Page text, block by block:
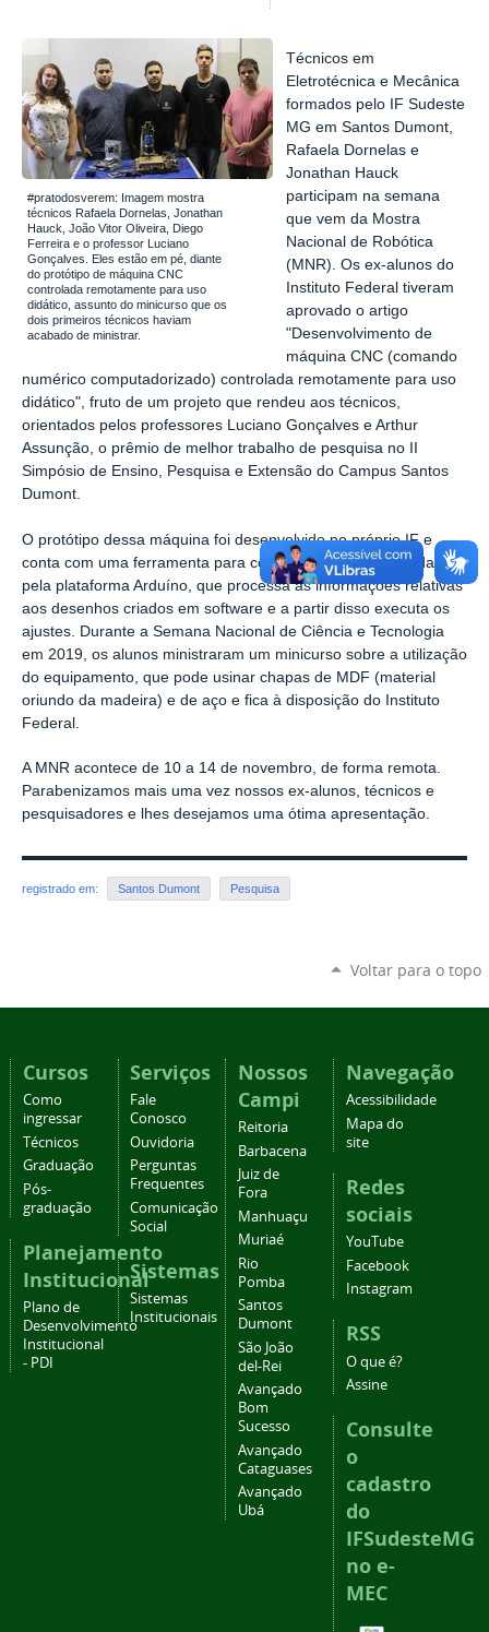
#pratodosverem: Imagem mostra
técnicos Rafaela Dornelas, Jonathan
Hauck, João Vitor Oliveira, Diego
Ferreira e o professor Luciano
Gonçalves. Eles estão em pé, diante
do protótipo de máquina CNC
controlada remotamente para uso
didático, assunto do minicurso que os
dois primeiros técnicos haviam
acabado de ministrar.
Técnicos em
Eletrotécnica e Mecânica
formados pelo IF Sudeste
MG em Santos Dumont,
Rafaela Dornelas e
Jonathan Hauck
participam na semana
que vem da Mostra
Nacional de Robótica
(MNR). Os ex-alunos do
Instituto Federal tiveram
aprovado o artigo
"Desenvolvimento de
máquina CNC (comando
numérico computadorizado) controlada remotamente para uso
didático", fruto de um projeto que rendeu aos técnicos,
orientados pelos professores Luciano Gonçalves e Arthur
Assunção, o prêmio de melhor trabalho de pesquisa no II
Simpósio de Ensino, Pesquisa e Extensão do Campus Santos
Dumont.
O protótipo dessa máquina foi desenvolvido no próprio IF e
conta com uma ferramenta para corte de peças, controlada
pela plataforma Arduíno, que processa as informações relativas
aos desenhos criados em software e a partir disso executa os
ajustes. Durante a Semana Nacional de Ciência e Tecnologia
em 2019, os alunos ministraram um minicurso sobre a utilização
do equipamento, que pode usinar chapas de MDF (material
oriundo da madeira) e de aço e fica à disposição do Instituto
Federal.
A MNR acontece de 10 a 14 de novembro, de forma remota.
Parabenizamos mais uma vez nossos ex-alunos, técnicos e
pesquisadores e lhes desejamos uma ótima apresentação.
registrado em: Santos Dumont Pesquisa
Voltar para o topo
Cursos
Como
ingressar
Técnicos
Graduação
Pós-
graduação
Planejamento
Institucional
Plano de
Desenvolvimento
Institucional
- PDI
Serviços
Fale
Conosco
Ouvidoria
Perguntas
Frequentes
Comunicação
Social
Sistemas
Sistemas
Institucionais
Nossos
Campi
Reitoria
Barbacena
Juiz de
Fora
Manhuaçu
Muriaé
Rio
Pomba
Santos
Dumont
São João
del-Rei
Avançado
Bom
Sucesso
Avançado
Cataguases
Avançado
Ubá
Navegação
Acessibilidade
Mapa do
site
Redes
sociais
YouTube
Facebook
Instagram
RSS
O que é?
Assine
Consulte
o
cadastro
do
IFSudesteMG
no e-
MEC